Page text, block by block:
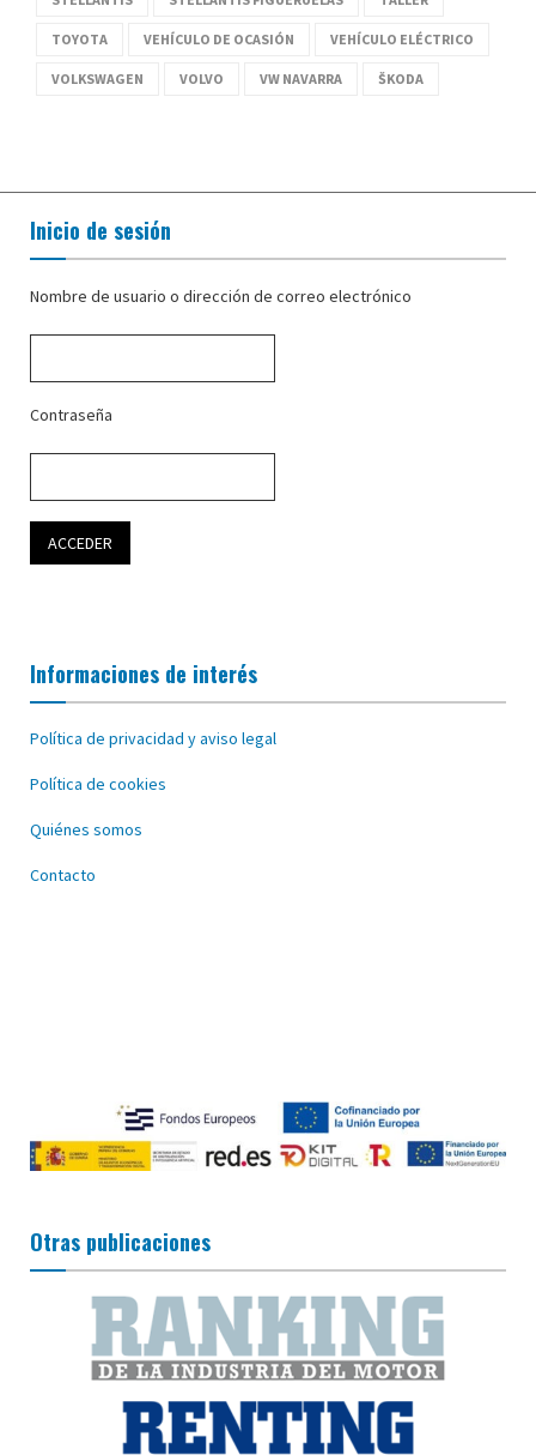
TOYOTA VEHÍCULO DE OCASIÓN VEHÍCULO ELÉCTRICO
VOLKSWAGEN VOLVO VW NAVARRA ŠKODA
Inicio de sesión
Nombre de usuario o dirección de correo electrónico
Contraseña
Informaciones de interés
Política de privacidad y aviso legal
Política de cookies
Quiénes somos
Contacto
Otras publicaciones